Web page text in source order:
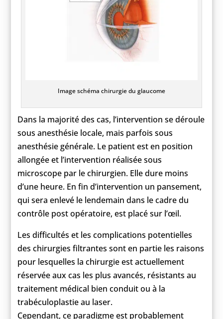
Image schéma chirurgie du glaucome
Dans la majorité des cas, l’intervention se déroule
sous anesthésie locale, mais parfois sous
anesthésie générale. Le patient est en position
allongée et l’intervention réalisée sous
microscope par le chirurgien. Elle dure moins
d’une heure. En fin d’intervention un pansement,
qui sera enlevé le lendemain dans le cadre du
contrôle post opératoire, est placé sur l’œil.
Les difficultés et les complications potentielles
des chirurgies filtrantes sont en partie les raisons
pour lesquelles la chirurgie est actuellement
réservée aux cas les plus avancés, résistants au
traitement médical bien conduit ou à la
trabéculoplastie au laser.
Cependant, ce paradigme est probablement